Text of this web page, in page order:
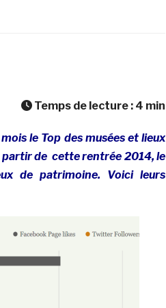
Temps de lecture : 4 min
le Top des musées et lieux
de cette rentrée 2014, le
de patrimoine. Voici leurs